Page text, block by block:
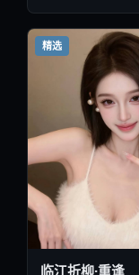
精选
临江折柳·重逢